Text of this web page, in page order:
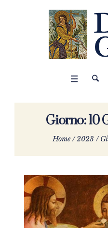
Giorno:10
Home /2023 /